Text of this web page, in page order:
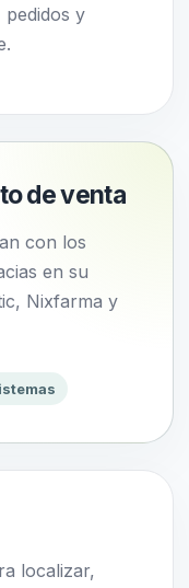
pedidos y
de venta
con los
en su
Nixfarma y
localizar,